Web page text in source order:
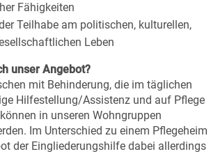
Fähigkeiten
Teilhabe am politischen, kulturellen,
Leben
unser Angebot?
mit Behinderung, die im täglichen
Hilfestellung/Assistenz und auf Pflege
in unseren Wohngruppen
Im Unterschied zu einem Pflegeheim
der Eingliederungshilfe dabei allerdings